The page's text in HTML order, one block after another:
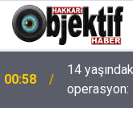
00:58
14
operasyon: